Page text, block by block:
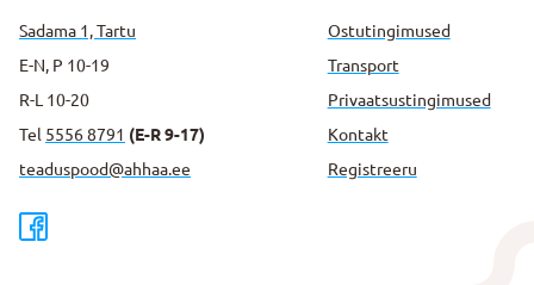
Sadama 1, Tartu
E-N, P 10-19
R-L 10-20
Tel 5556 8791 (E-R 9-17)
teaduspood@ahhaa.ee
Ostutingimused
Transport
Privaatsus­tingimused
Kontakt
Registreeru